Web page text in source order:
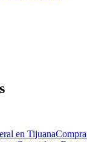
en Tijuana